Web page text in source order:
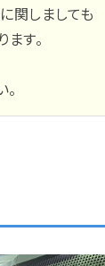
関しましても
す。